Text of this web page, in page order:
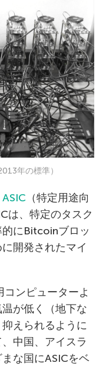
年の標準）
ASIC （特定用途向
は、特定のタスク
的にBitcoinブロッ
開発されたマイ
ンピューターよ
が低く（地下な
えられるように
中国、アイスラ
な国にASICをベ